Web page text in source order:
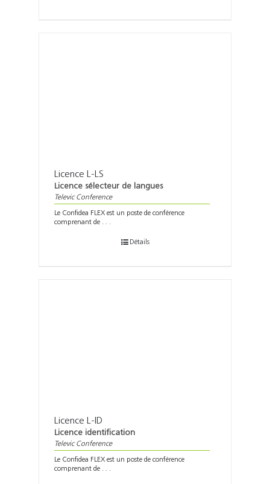
Licence L-LS
Licence sélecteur de langues
Televic Conference
Le Confidea FLEX est un poste de conférence
comprenant de . . .
Détails
Licence L-ID
Licence identification
Televic Conference
Le Confidea FLEX est un poste de conférence
comprenant de . . .